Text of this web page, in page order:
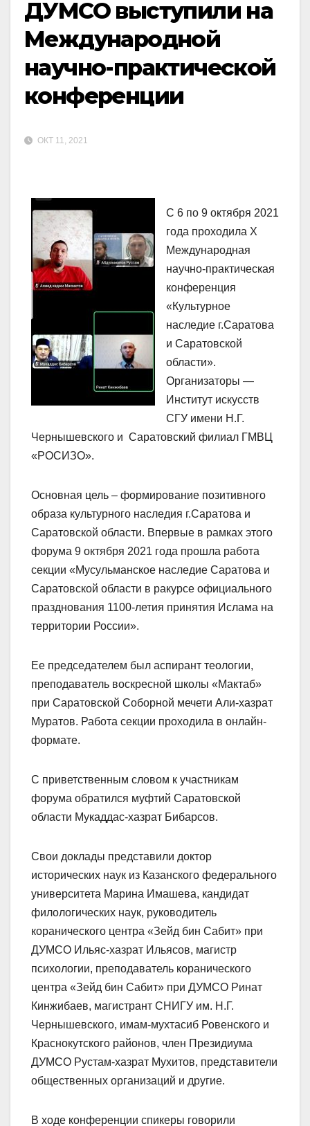
ДУМСО выступили на
Международной
научно-практической
конференции
ОКТ 11, 2021
С 6 по 9 октября 2021
года проходила X
Международная
научно-практическая
конференция
«Культурное
наследие г.Саратова
и Саратовской
области».
Организаторы —
Институт искусств
СГУ имени Н.Г.
Чернышевского и Саратовский филиал ГМВЦ
«РОСИЗО».
Основная цель – формирование позитивного
образа культурного наследия г.Саратова и
Саратовской области. Впервые в рамках этого
форума 9 октября 2021 года прошла работа
секции «Мусульманское наследие Саратова и
Саратовской области в ракурсе официального
празднования 1100-летия принятия Ислама на
территории России».
Ее председателем был аспирант теологии,
преподаватель воскресной школы «Мактаб»
при Саратовской Соборной мечети Али-хазрат
Муратов. Работа секции проходила в онлайн-
формате.
С приветственным словом к участникам
форума обратился муфтий Саратовской
области Мукаддас-хазрат Бибарсов.
Свои доклады представили доктор
исторических наук из Казанского федерального
университета Марина Имашева, кандидат
филологических наук, руководитель
коранического центра «Зейд бин Сабит» при
ДУМСО Ильяс-хазрат Ильясов, магистр
психологии, преподаватель коранического
центра «Зейд бин Сабит» при ДУМСО Ринат
Кинжибаев, магистрант СНИГУ им. Н.Г.
Чернышевского, имам-мухтасиб Ровенского и
Краснокутского районов, член Президиума
ДУМСО Рустам-хазрат Мухитов, представители
общественных организаций и другие.
В ходе конференции спикеры говорили